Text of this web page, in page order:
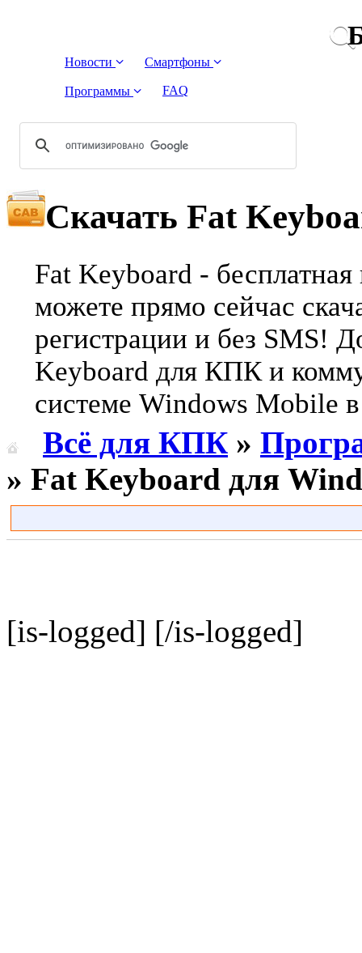
Новости Смартфоны
Программы FAQ
Скачать Fat
Fat Keyboard -
можете прямо сейчас
регистрации и без SMS!
Keyboard для КПК и
системе Windows Mobile
Всё для КПК »
» Fat Keyboard для
[is-logged] [/is-logged]